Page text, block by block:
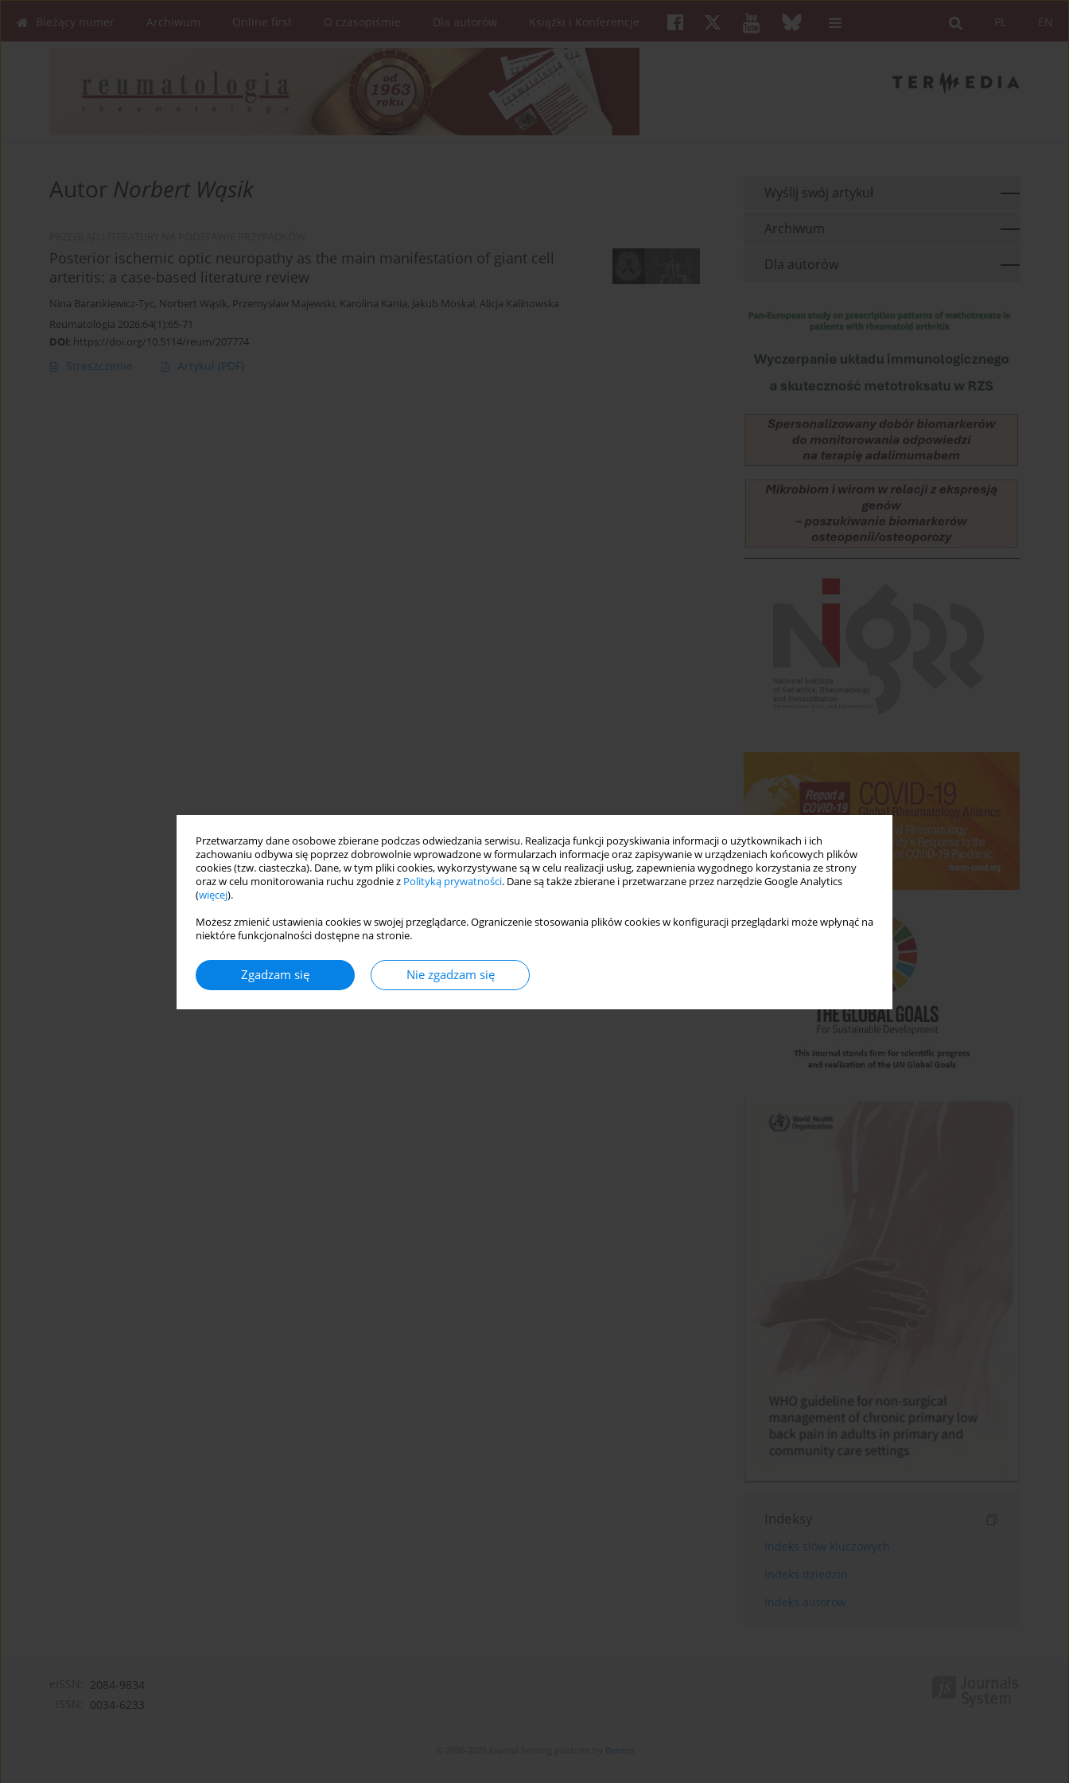
Przetwarzamy dane osobowe zbierane podczas odwiedzania serwisu. Realizacja funkcji pozyskiwania informacji o użytkownikach i ich
zachowaniu odbywa się poprzez dobrowolnie wprowadzone w formularzach informacje oraz zapisywanie w urządzeniach końcowych plików
cookies (tzw. ciasteczka). Dane, w tym pliki cookies, wykorzystywane są w celu realizacji usług, zapewnienia wygodnego korzystania ze strony
oraz w celu monitorowania ruchu zgodnie z Polityką prywatności. Dane są także zbierane i przetwarzane przez narzędzie Google Analytics
(więcej).
Możesz zmienić ustawienia cookies w swojej przeglądarce. Ograniczenie stosowania plików cookies w konfiguracji przeglądarki może wpłynąć na
niektóre funkcjonalności dostępne na stronie.
Zgadzam się Nie zgadzam się
EN
PL
Bieżący numer Archiwum Online first O czasopiśmie Dla autorów Książki i Konferencje
Autor Norbert Wąsik
Posterior ischemic optic neuropathy as the main manifestation of giant cell
arteritis: a case-based literature review
Nina Barankiewicz-Tyc, Norbert Wąsik, Przemysław Majewski, Karolina Kania, Jakub Moskal, Alicja Kalinowska
Reumatologia 2026;64(1):65-71
DOI: https://doi.org/10.5114/reum/207774
Streszczenie Artykuł (PDF)
Wyślij swój artykuł
Archiwum
Dla autorów
Indeksy
Indeks słów kluczowych
Indeks dziedzin
Indeks autorów
2084-9834
0034-6233
Bentus